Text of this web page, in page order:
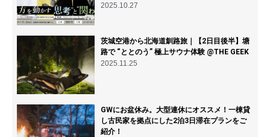
2025.10.27
茨城空港から北海道釧路旅｜【2日目後半】塘
路で “ととのう” 極上サウナ体験 @THE GEEK
2025.11.25
GWにお盆休み。大型連休にオススメ！一棟貸
し古民家を拠点にした2泊3日滞在プランをご
紹介！